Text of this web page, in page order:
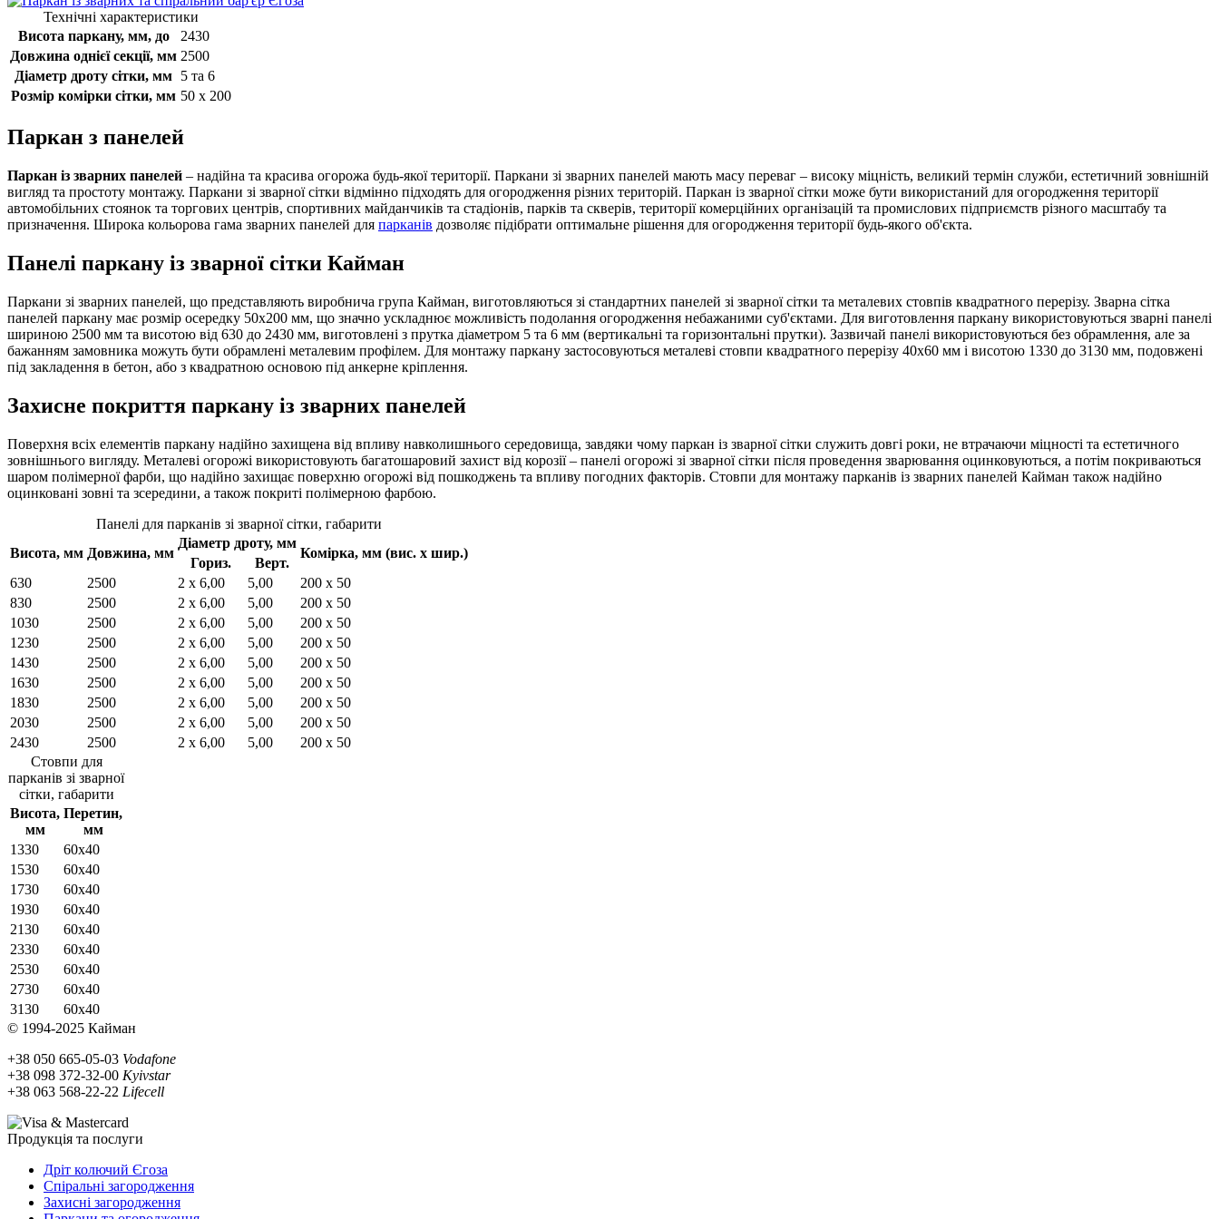
Технічні характеристики
Висота паркану, мм, до
2430
Довжина однієї секції, мм 2500
Діаметр дроту сітки, мм 5 та 6
Розмір комірки сітки, мм 50 х 200
Паркан з панелей
Паркан із зварних панелей – надійна та красива огорожа будь-якої території. Паркани зі зварних панелей мають масу переваг – високу міцність, великий термін служби, естетичний зовнішній
вигляд та простоту монтажу. Паркани зі зварної сітки відмінно підходять для огородження різних територій. Паркан із зварної сітки може бути використаний для огородження території
автомобільних стоянок та торгових центрів, спортивних майданчиків та стадіонів, парків та скверів, території комерційних організацій та промислових підприємств різного масштабу та
призначення. Широка кольорова гама зварних панелей для парканів дозволяє підібрати оптимальне рішення для огородження території будь-якого об'єкта.
Панелі паркану із зварної сітки Кайман
Паркани зі зварних панелей, що представляють виробнича група Кайман, виготовляються зі стандартних панелей зі зварної сітки та металевих стовпів квадратного перерізу. Зварна сітка
панелей паркану має розмір осередку 50х200 мм, що значно ускладнює можливість подолання огородження небажаними суб'єктами. Для виготовлення паркану використовуються зварні панелі
шириною 2500 мм та висотою від 630 до 2430 мм, виготовлені з прутка діаметром 5 та 6 мм (вертикальні та горизонтальні прутки). Зазвичай панелі використовуються без обрамлення, але за
бажанням замовника можуть бути обрамлені металевим профілем. Для монтажу паркану застосовуються металеві стовпи квадратного перерізу 40х60 мм і висотою 1330 до 3130 мм, подовжені
під закладення в бетон, або з квадратною основою під анкерне кріплення.
Захисне покриття паркану із зварних панелей
Поверхня всіх елементів паркану надійно захищена від впливу навколишнього середовища, завдяки чому паркан із зварної сітки служить довгі роки, не втрачаючи міцності та естетичного
зовнішнього вигляду. Металеві огорожі використовують багатошаровий захист від корозії – панелі огорожі зі зварної сітки після проведення зварювання оцинковуються, а потім покриваються
шаром полімерної фарби, що надійно захищає поверхню огорожі від пошкоджень та впливу погодних факторів. Стовпи для монтажу парканів із зварних панелей Кайман також надійно
оцинковані зовні та зсередини, а також покриті полімерною фарбою.
Панелі для парканів зі зварної сітки, габарити
Висота, мм Довжина, мм
Діаметр дроту, мм
Комірка, мм (вис. x шир.)
Гориз.
Верт.
630
2500 2 х 6,00 5,00
200 х 50
830
2500 2 х 6,00 5,00
200 х 50
1030
2500 2 х 6,00 5,00
200 х 50
1230
2500 2 х 6,00 5,00
200 х 50
1430
2500 2 х 6,00 5,00
200 х 50
1630
2500 2 х 6,00 5,00
200 х 50
1830
2500 2 х 6,00 5,00
200 х 50
2030
2500 2 х 6,00 5,00
200 х 50
2430
2500 2 х 6,00 5,00
200 х 50
Стовпи для
парканів зі зварної
сітки, габарити
Висота,
мм
Перетин,
мм
1330
60х40
1530
60х40
1730
60х40
1930
60х40
2130
60х40
2330
60х40
2530
60х40
2730
60х40
3130
60х40
© 1994-2025 Кайман
+38 050 665-05-03 Vodafone
+38 098 372-32-00 Kyivstar
+38 063 568-22-22 Lifecell
Продукція та послуги
Дріт колючий Єгоза
Спіральні загородження
Захисні загородження